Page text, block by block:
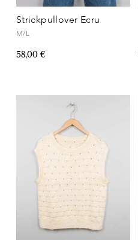
Strickpullover Ecru
M/L
58,00 €